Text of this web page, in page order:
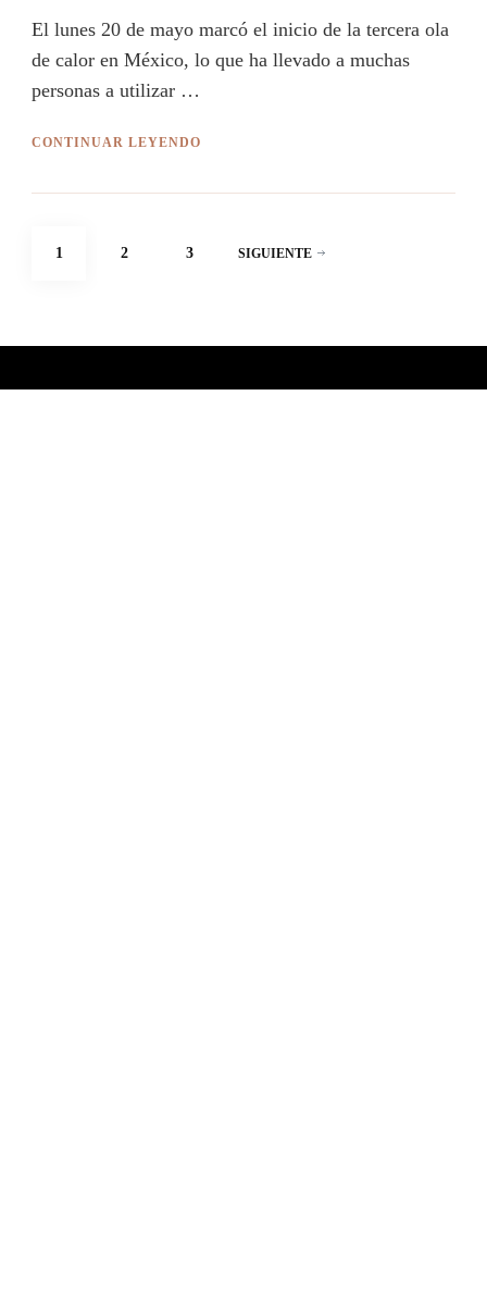
El lunes 20 de mayo marcó el inicio de la tercera ola
de calor en México, lo que ha llevado a muchas
personas a utilizar …
CONTINUAR LEYENDO
Paginación
PÁGINA
1 PÁGINA
2 PÁGINA
3 SIGUIENTE